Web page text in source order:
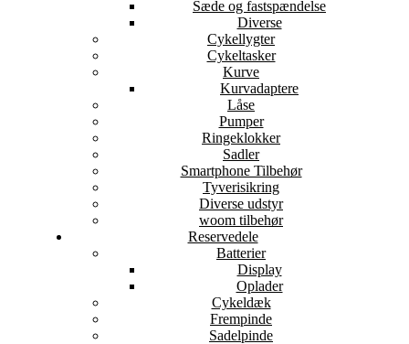
Sæde og fastspændelse
Diverse
Cykellygter
Cykeltasker
Kurve
Kurvadaptere
Låse
Pumper
Ringeklokker
Sadler
Smartphone Tilbehør
Tyverisikring
Diverse udstyr
woom tilbehør
Reservedele
Batterier
Display
Oplader
Cykeldæk
Frempinde
Sadelpinde